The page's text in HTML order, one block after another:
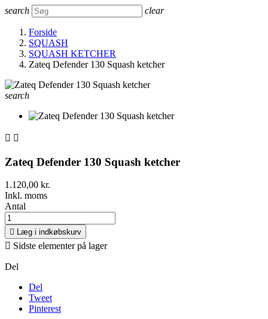
search clear
Forside
SQUASH
SQUASH KETCHER
Zateq Defender 130 Squash ketcher
search
 
Zateq Defender 130 Squash ketcher
1.120,00 kr.
Inkl. moms
Antal
 Læg i indkøbskurv
 Sidste elementer på lager
Del
Del
Tweet
Pinterest